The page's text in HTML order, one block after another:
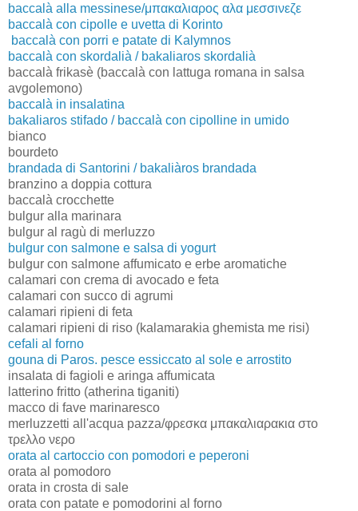
baccalà alla messinese/μπακαλιαρος αλα μεσσινεζε
baccalà con cipolle e uvetta di Korinto
baccalà con porri e patate di Kalymnos
baccalà con skordalià / bakaliaros skordalià
baccalà frikasè (baccalà con lattuga romana in salsa
avgolemono)
baccalà in insalatina
bakaliaros stifado / baccalà con cipolline in umido
bianco
bourdeto
brandada di Santorini / bakaliàros brandada
branzino a doppia cottura
baccalà crocchette
bulgur alla marinara
bulgur al ragù di merluzzo
bulgur con salmone e salsa di yogurt
bulgur con salmone affumicato e erbe aromatiche
calamari con crema di avocado e feta
calamari con succo di agrumi
calamari ripieni di feta
calamari ripieni di riso (kalamarakia ghemista me risi)
cefali al forno
gouna di Paros. pesce essiccato al sole e arrostito
insalata di fagioli e aringa affumicata
latterino fritto (atherina tiganiti)
macco di fave marinaresco
merluzzetti all'acqua pazza/φρεσκα μπακαλιαρακια στο
τρελλο νερο
orata al cartoccio con pomodori e peperoni
orata al pomodoro
orata in crosta di sale
orata con patate e pomodorini al forno